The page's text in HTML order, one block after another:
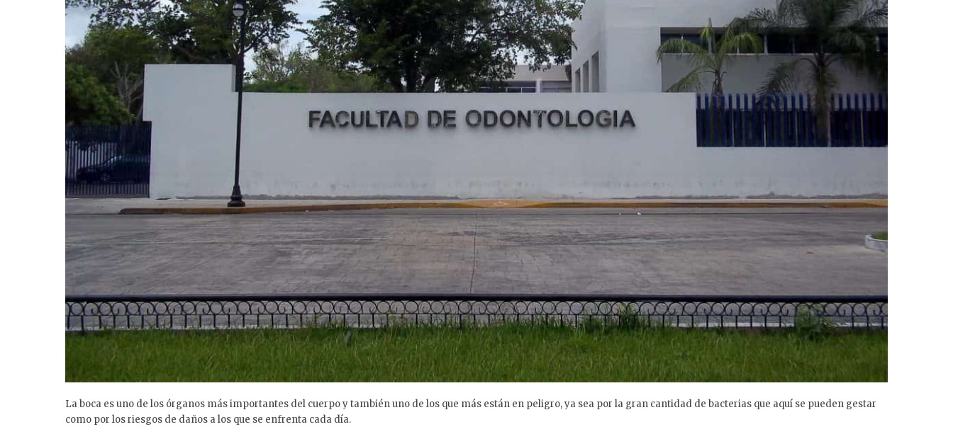
La boca es uno de los órganos más importantes del cuerpo y también uno de los que más están en peligro, ya sea por la gran cantidad de bacterias que aquí se pueden gestar
como por los riesgos de daños a los que se enfrenta cada día.